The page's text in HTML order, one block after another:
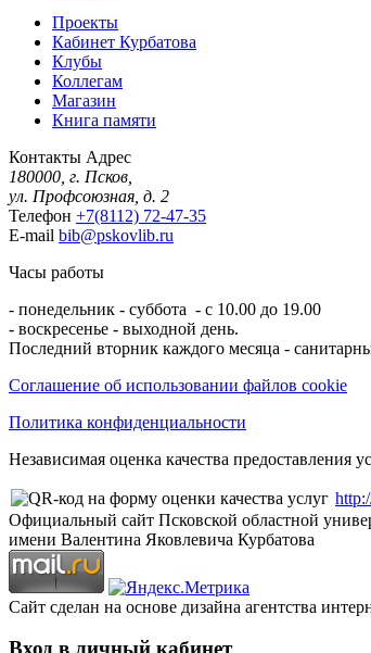
Проекты
Кабинет Курбатова
Клубы
Коллегам
Магазин
Книга памяти
Контакты Адрес
180000, г. Псков,
ул. Профсоюзная, д. 2
Телефон +7(8112) 72-47-35
E-mail bib@pskovlib.ru
Часы работы
- понедельник - суббота - с 10.00 до 19.00
- воскресенье - выходной день.
Последний вторник каждого месяца -
Соглашение об использовании файлов cookie
Политика конфиденциальности
Независимая оценка качества предоставления
Официальный сайт Псковской областной
имени Валентина Яковлевича Курбатова
Сайт сделан на основе дизайна агентства